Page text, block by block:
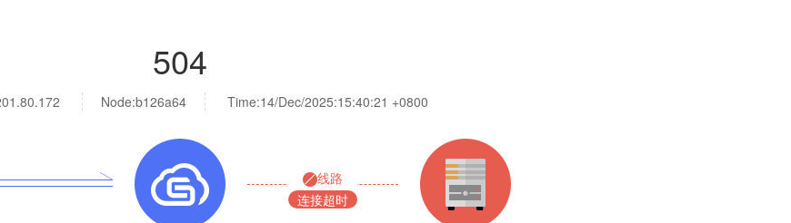
504
Node:b126a64 Time:14/Dec/2025:15:40:21 +0800
线路
连接超时